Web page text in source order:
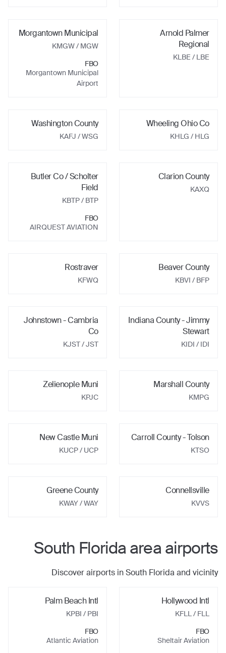
Arnold Palmer
Regional
KLBE / LBE
Morgantown Municipal
KMGW/ MGW
FBO
Morgantown Municipal
Airport
Wheeling Ohio Co
KHLG / HLG
Washington County
KAFJ / WSG
Clarion County
KAXQ
Butler Co / Scholter
Field
KBTP/ BTP
FBO
AIRQUEST AVIATION
Beaver County
KBVI / BFP
Rostraver
KFWQ
Indiana County - Jimmy
Stewart
KIDI / IDI
Johnstown - Cambria
Co
KJST/ JST
Marshall County
KMPG
Zelienople Muni
KPJC
Carroll County - Tolson
KTSO
New Castle Muni
KUCP/ UCP
Connellsville
KVVS
Greene County
KWAY/ WAY
South Floridaarea airports
Discover airports inSouth Florida and vicinity
Hollywood Intl
KFLL/ FLL
FBO
Sheltair Aviation
Palm Beach Intl
KPBI / PBI
FBO
Atlantic Aviation